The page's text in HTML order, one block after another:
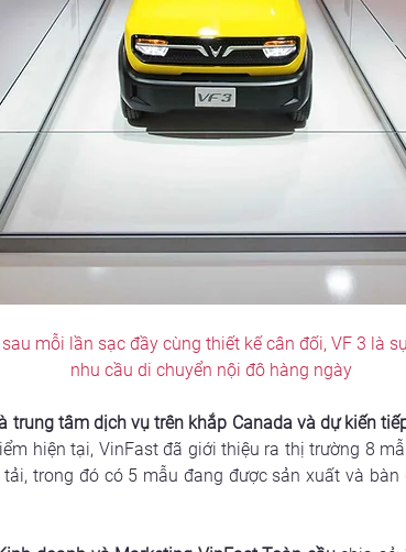
mỗi lần sạc đầy cùng thiết kế cân đối, VF 3 là
nhu cầu di chuyển nội đô hàng ngày
trung tâm dịch vụ trên khắp Canada và dự kiến
hiện tại, VinFast đã giới thiệu ra thị trường 8
trong đó có 5 mẫu đang được sản xuất và